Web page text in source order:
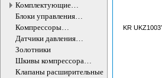
Комплектующие
компрессоров
кондиционера
Блоки управления
кондиционером
Компрессоры
кондиционера
Датчики давления
хладагента
Золотники
Шкивы компрессора
кондиционера
Клапаны расширительные
KR